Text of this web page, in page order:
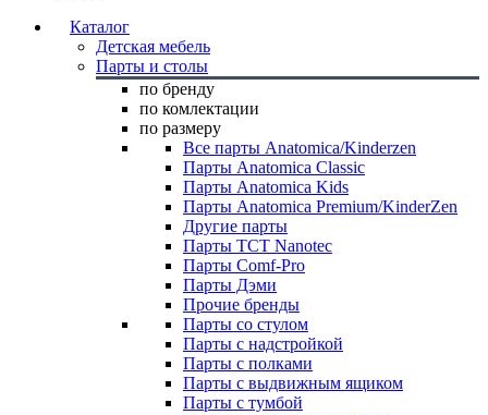
Каталог
Детская мебель
Парты и столы
по бренду
по комлектации
по размеру
Все парты Anatomica/Kinderzen
Парты Anatomica Classic
Парты Anatomica Kids
Парты Anatomica Premium/KinderZen
Другие парты
Парты TCT Nanotec
Парты Comf-Pro
Парты Дэми
Прочие бренды
Парты со стулом
Парты с надстройкой
Парты с полками
Парты с выдвижным ящиком
Парты с тумбой